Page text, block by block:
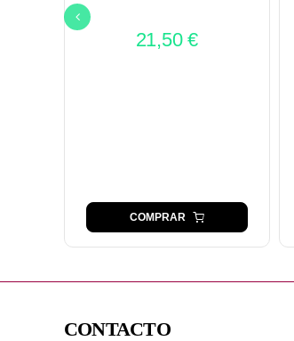
21,50€
COMPRAR
CONTACTO